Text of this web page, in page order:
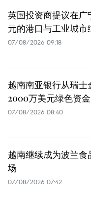
英国投资商提议在广
元的港口与工业城市
07/08/2026 09:18
越南南亚银行从瑞
2000万美元绿色资金
07/08/2026 08:40
越南继续成为波兰
场
07/08/2026 07:42